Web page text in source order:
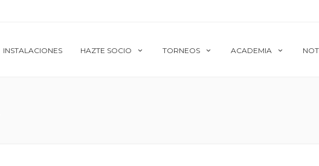
INSTALACIONES HAZTE SOCIO TORNEOS ACADEMIA